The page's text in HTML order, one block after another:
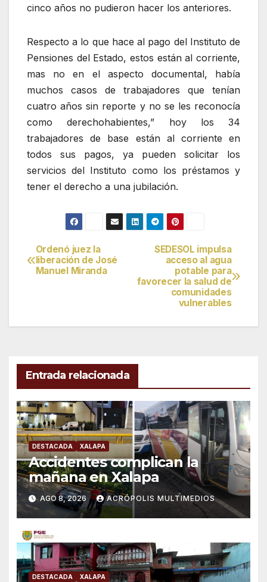
cinco años no pudieron hacer los anteriores.
Respecto a lo que hace al pago del Instituto de
Pensiones del Estado, estos están al corriente,
mas no en el aspecto documental, había
muchos casos de trabajadores que tenían
cuatro años sin reporte y no se les reconocía
como derechohabientes,” hoy los 34
trabajadores de base están al corriente en
todos sus pagos, ya pueden solicitar los
servicios del Instituto como los préstamos y
tener el derecho a una jubilación.
Navegación
de
SEDESOL impulsa
acceso al agua
potable para
favorecer la salud de
comunidades
vulnerables
Ordenó juez la
liberación de José
Manuel Miranda
Entrada relacionada
DESTACADA XALAPA
Accidentes complican la
mañana en Xalapa
AGO 8, 2026 ACRÓPOLIS MULTIMEDIOS
DESTACADA XALAPA